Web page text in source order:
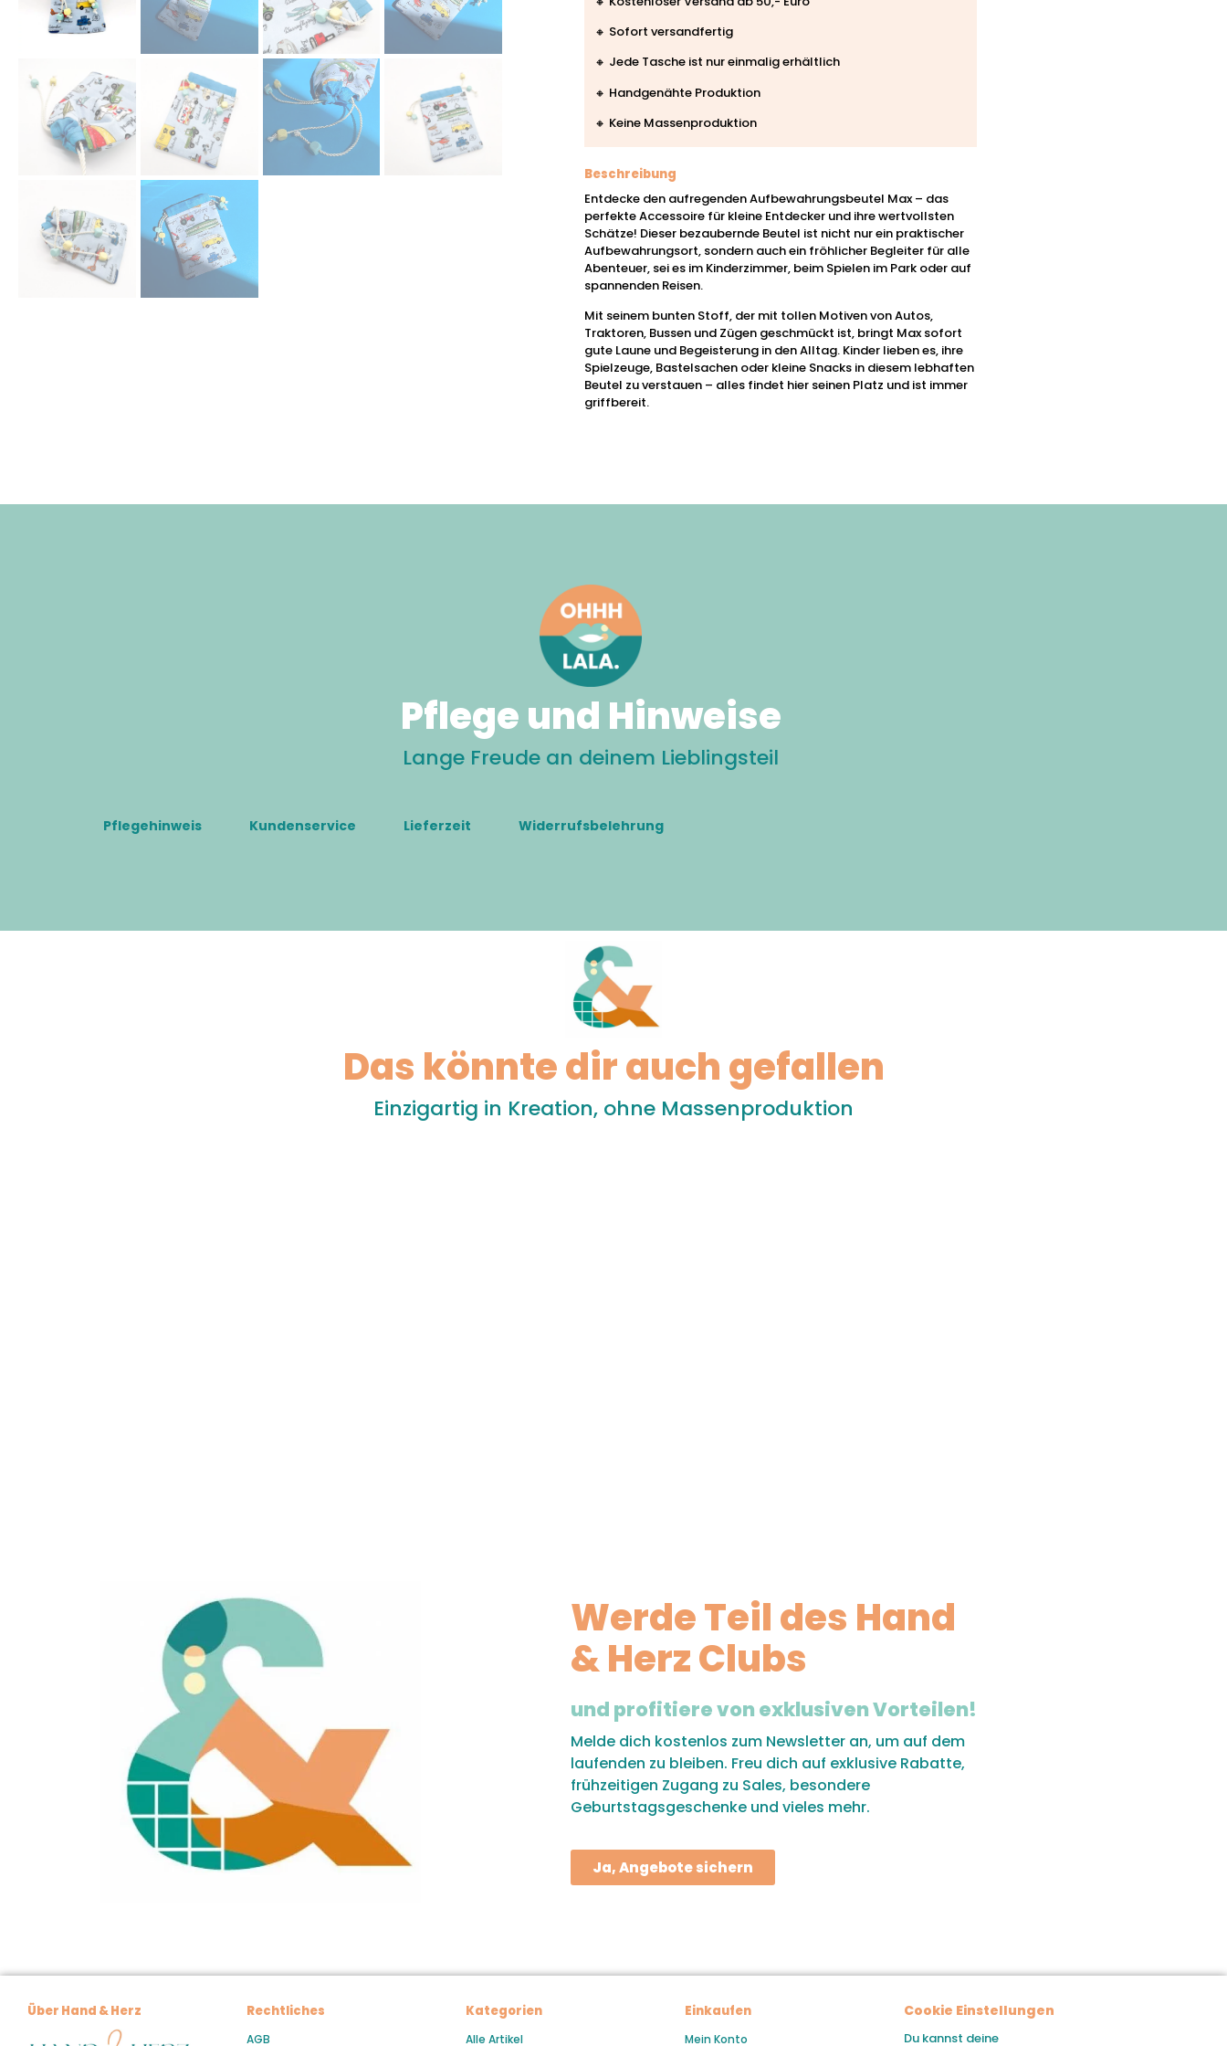
🔸 Sofort versandfertig
🔸 Jede Tasche ist nur einmalig erhältlich
🔸 Handgenähte Produktion
🔸 Keine Massenproduktion
Beschreibung
Entdecke den aufregenden Aufbewahrungsbeutel Max – das
perfekte Accessoire für kleine Entdecker und ihre wertvollsten
Schätze! Dieser bezaubernde Beutel ist nicht nur ein praktischer
Aufbewahrungsort, sondern auch ein fröhlicher Begleiter für alle
Abenteuer, sei es im Kinderzimmer, beim Spielen im Park oder auf
spannenden Reisen.
Mit seinem bunten Stoff, der mit tollen Motiven von Autos,
Traktoren, Bussen und Zügen geschmückt ist, bringt Max sofort
gute Laune und Begeisterung in den Alltag. Kinder lieben es, ihre
Spielzeuge, Bastelsachen oder kleine Snacks in diesem lebhaften
Beutel zu verstauen – alles findet hier seinen Platz und ist immer
griffbereit.
Pflege und Hinweise
Lange Freude an deinem Lieblingsteil
Pflegehinweis Kundenservice Lieferzeit Widerrufsbelehrung
Das könnte dir auch gefallen
Einzigartig in Kreation, ohne Massenproduktion
Werde Teil des Hand
& Herz Clubs
und profitiere von exklusiven Vorteilen!
Melde dich kostenlos zum Newsletter an, um auf dem
laufenden zu bleiben. Freu dich auf exklusive Rabatte,
frühzeitigen Zugang zu Sales, besondere
Geburtstagsgeschenke und vieles mehr.
Ja, Angebote sichern
Über Hand & Herz Rechtliches
AGB
Kategorien
Alle Artikel
Einkaufen
Mein Konto
Cookie Einstellungen
Du kannst deine